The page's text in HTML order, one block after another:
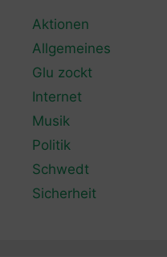
Aktionen
Allgemeines
Glu zockt
Internet
Musik
Politik
Schwedt
Sicherheit